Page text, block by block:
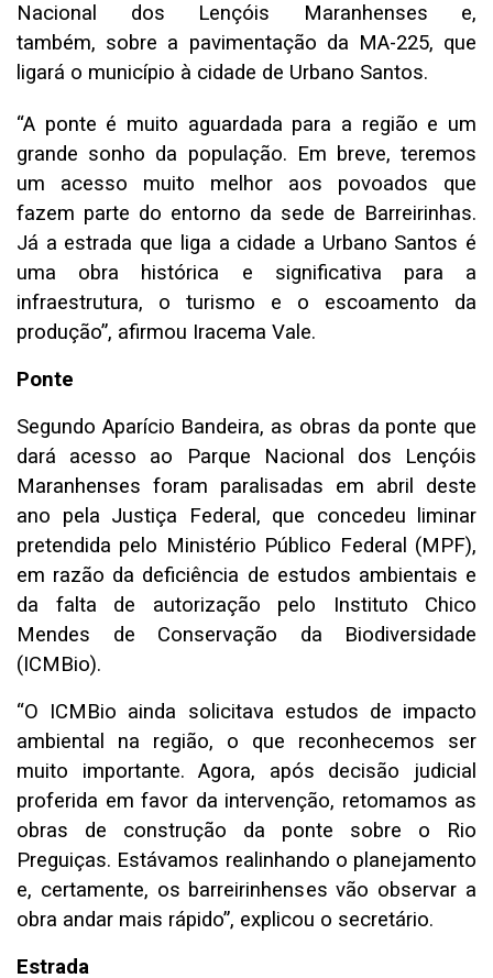
Nacional dos Lençóis Maranhenses e,
também, sobre a pavimentação da MA-225, que
ligará o município à cidade de Urbano Santos.
“A ponte é muito aguardada para a região e um
grande sonho da população. Em breve, teremos
um acesso muito melhor aos povoados que
fazem parte do entorno da sede de Barreirinhas.
Já a estrada que liga a cidade a Urbano Santos é
uma obra histórica e significativa para a
infraestrutura, o turismo e o escoamento da
produção”, afirmou Iracema Vale.
Ponte
Segundo Aparício Bandeira, as obras da ponte que
dará acesso ao Parque Nacional dos Lençóis
Maranhenses foram paralisadas em abril deste
ano pela Justiça Federal, que concedeu liminar
pretendida pelo Ministério Público Federal (MPF),
em razão da deficiência de estudos ambientais e
da falta de autorização pelo Instituto Chico
Mendes de Conservação da Biodiversidade
(ICMBio).
“O ICMBio ainda solicitava estudos de impacto
ambiental na região, o que reconhecemos ser
muito importante. Agora, após decisão judicial
proferida em favor da intervenção, retomamos as
obras de construção da ponte sobre o Rio
Preguiças. Estávamos realinhando o planejamento
e, certamente, os barreirinhenses vão observar a
obra andar mais rápido”, explicou o secretário.
Estrada